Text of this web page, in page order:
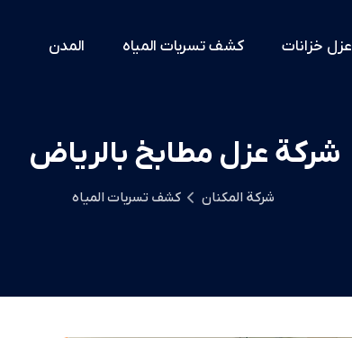
عزل خزانات كشف تسربات المياه المدن
شركة عزل مطابخ بالرياض
شركة المكنان كشف تسربات المياه